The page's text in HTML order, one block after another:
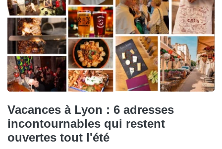
Vacances à Lyon : 6 adresses
incontournables qui restent
ouvertes tout l'été